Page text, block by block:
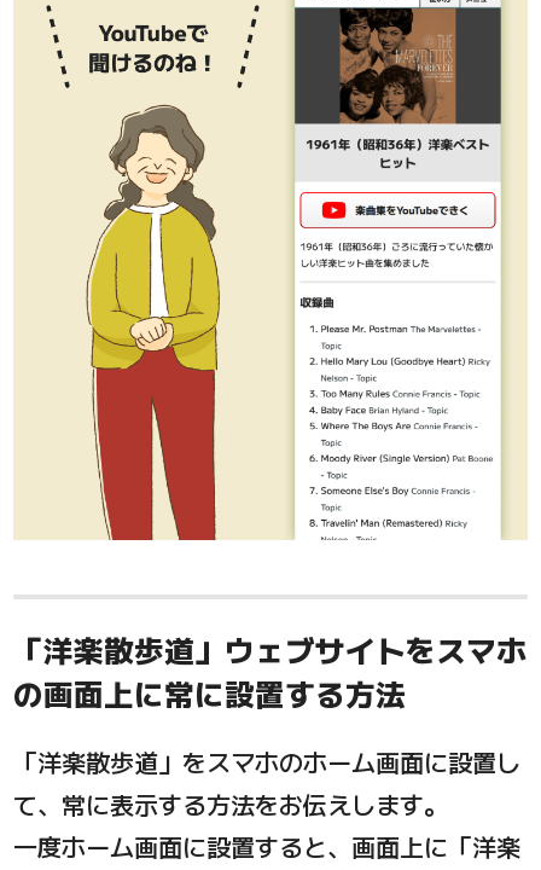
「洋楽散歩道」ウェブサイトをスマホ
の画面上に常に設置する方法
「洋楽散歩道」をスマホのホーム画面に設置し
て、常に表示する方法をお伝えします。
一度ホーム画面に設置すると、画面上に「洋楽